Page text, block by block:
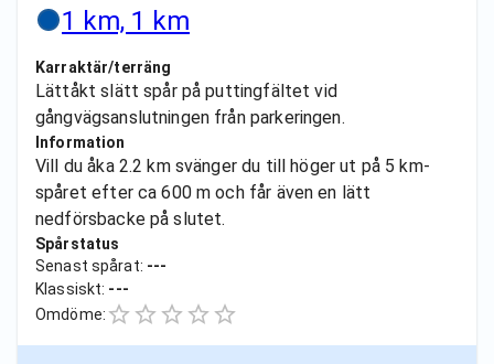
1 km, 1 km
Karraktär/terräng
Lättåkt slätt spår på puttingfältet vid
gångvägsanslutningen från parkeringen.
Information
Vill du åka 2.2 km svänger du till höger ut på 5 km-
spåret efter ca 600 m och får även en lätt
nedförsbacke på slutet.
Spårstatus
Senast spårat: ---
Klassiskt: ---
Omdöme: